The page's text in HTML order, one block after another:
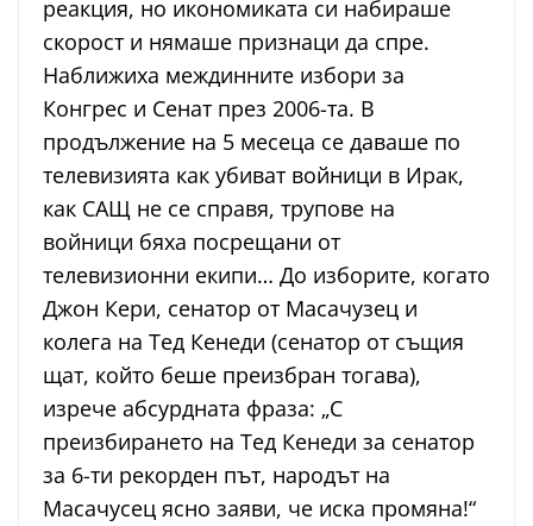
реакция, но икономиката си набираше
скорост и нямаше признаци да спре.
Наближиха междинните избори за
Конгрес и Сенат през 2006-та. В
продължение на 5 месеца се даваше по
телевизията как убиват войници в Ирак,
как САЩ не се справя, трупове на
войници бяха посрещани от
телевизионни екипи… До изборите, когато
Джон Кери, сенатор от Масачузец и
колега на Тед Кенеди (сенатор от същия
щат, който беше преизбран тогава),
изрече абсурдната фраза: „С
преизбирането на Тед Кенеди за сенатор
за 6-ти рекорден път, народът на
Масачусец ясно заяви, че иска промяна!“